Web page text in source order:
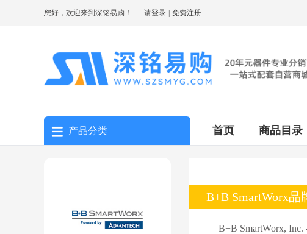
您好，欢迎来到深铭易购！ 请登录 免费注册
产品分类 首页 商品目录
B+B SmartWorx品
B+B SmartWorx,